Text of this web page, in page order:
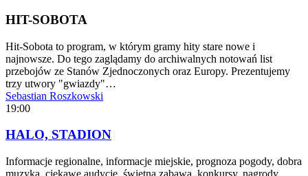
HIT-SOBOTA
Hit-Sobota to program, w którym gramy hity stare nowe i
najnowsze. Do tego zaglądamy do archiwalnych notowań list
przebojów ze Stanów Zjednoczonych oraz Europy. Prezentujemy
trzy utwory "gwiazdy"…
Sebastian Roszkowski
19:00
HALO, STADION
Informacje regionalne, informacje miejskie, prognoza pogody, dobra
muzyka, ciekawe audycje, świetna zabawa, konkursy, nagrody.